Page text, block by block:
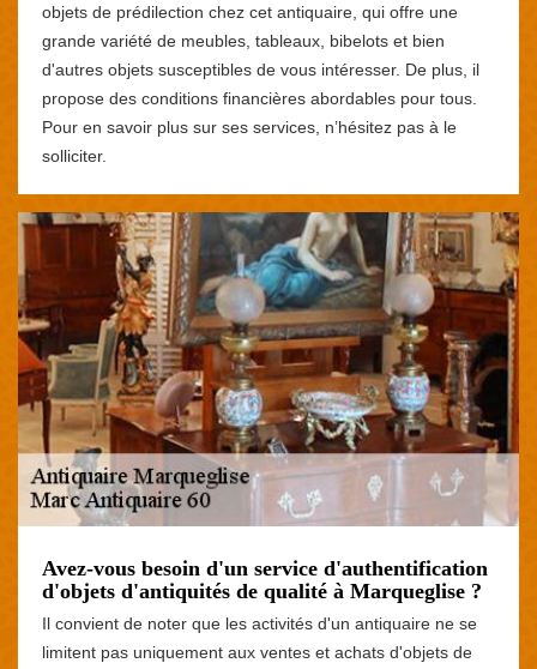
objets de prédilection chez cet antiquaire, qui offre une
grande variété de meubles, tableaux, bibelots et bien
d'autres objets susceptibles de vous intéresser. De plus, il
propose des conditions financières abordables pour tous.
Pour en savoir plus sur ses services, n’hésitez pas à le
solliciter.
Avez-vous besoin d'un service d'authentification
d'objets d'antiquités de qualité à Marqueglise ?
Il convient de noter que les activités d'un antiquaire ne se
limitent pas uniquement aux ventes et achats d'objets de